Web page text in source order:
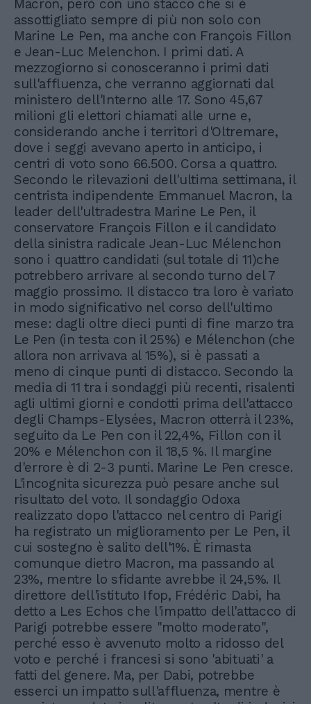
Macron, però con uno stacco che si è
assottigliato sempre di più non solo con
Marine Le Pen, ma anche con François Fillon
e Jean-Luc Melenchon. I primi dati. A
mezzogiorno si conosceranno i primi dati
sull'affluenza, che verranno aggiornati dal
ministero dell'Interno alle 17. Sono 45,67
milioni gli elettori chiamati alle urne e,
considerando anche i territori d'Oltremare,
dove i seggi avevano aperto in anticipo, i
centri di voto sono 66.500. Corsa a quattro.
Secondo le rilevazioni dell'ultima settimana, il
centrista indipendente Emmanuel Macron, la
leader dell'ultradestra Marine Le Pen, il
conservatore François Fillon e il candidato
della sinistra radicale Jean-Luc Mélenchon
sono i quattro candidati (sul totale di 11)che
potrebbero arrivare al secondo turno del 7
maggio prossimo. Il distacco tra loro è variato
in modo significativo nel corso dell'ultimo
mese: dagli oltre dieci punti di fine marzo tra
Le Pen (in testa con il 25%) e Mélenchon (che
allora non arrivava al 15%), si è passati a
meno di cinque punti di distacco. Secondo la
media di 11 tra i sondaggi più recenti, risalenti
agli ultimi giorni e condotti prima dell'attacco
degli Champs-Elysées, Macron otterrà il 23%,
seguito da Le Pen con il 22,4%, Fillon con il
20% e Mélenchon con il 18,5 %. Il margine
d'errore è di 2-3 punti. Marine Le Pen cresce.
L'incognita sicurezza può pesare anche sul
risultato del voto. Il sondaggio Odoxa
realizzato dopo l'attacco nel centro di Parigi
ha registrato un miglioramento per Le Pen, il
cui sostegno è salito dell'1%. È rimasta
comunque dietro Macron, ma passando al
23%, mentre lo sfidante avrebbe il 24,5%. Il
direttore dell'istituto Ifop, Frédéric Dabi, ha
detto a Les Echos che l'impatto dell'attacco di
Parigi potrebbe essere "molto moderato",
perché esso è avvenuto molto a ridosso del
voto e perché i francesi si sono 'abituati' a
fatti del genere. Ma, per Dabi, potrebbe
esserci un impatto sull'affluenza, mentre è